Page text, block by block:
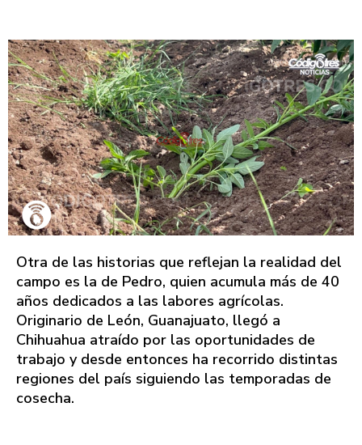
Otra de las historias que reflejan la realidad del
campo es la de Pedro, quien acumula más de 40
años dedicados a las labores agrícolas.
Originario de León, Guanajuato, llegó a
Chihuahua atraído por las oportunidades de
trabajo y desde entonces ha recorrido distintas
regiones del país siguiendo las temporadas de
cosecha.